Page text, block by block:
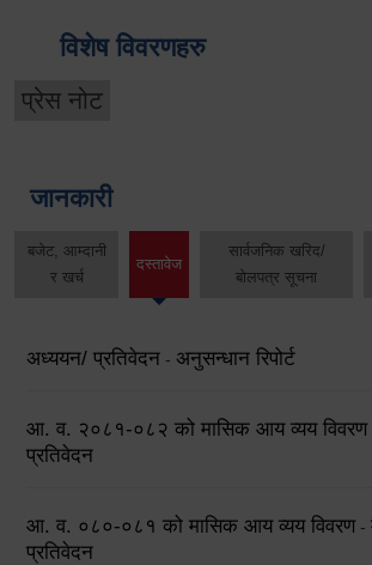
विशेष विवरणहरु
प्रेस नोट
जानकारी
बजेट, आम्दानी
र खर्च
दस्तावेज
सार्वजनिक खरिद/
बोलपत्र सूचना
अध्ययन/ प्रतिवेदन - अनुसन्धान रिपोर्ट
आ. व. २०८१-०८२ को मासिक आय व्यय विवरण
प्रतिवेदन
आ. व. ०८०-०८१ को मासिक आय व्यय विवरण -
प्रतिवेदन